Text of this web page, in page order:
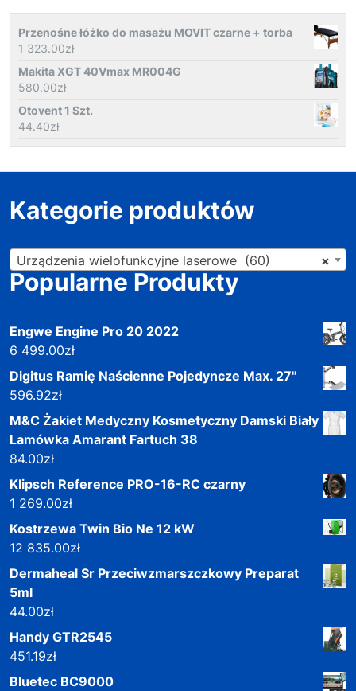
Przenośne łóżko do masażu MOVIT czarne + torba
1 323.00zł
Makita XGT 40Vmax MR004G
580.00zł
Otovent 1 Szt.
44.40zł
Kategorie produktów
×
Urządzenia wielofunkcyjne laserowe (60)
Popularne Produkty
Engwe Engine Pro 20 2022
6 499.00zł
Digitus Ramię Naścienne Pojedyncze Max. 27"
596.92zł
M&C Żakiet Medyczny Kosmetyczny Damski Biały
Lamówka Amarant Fartuch 38
84.00zł
Klipsch Reference PRO-16-RC czarny
1 269.00zł
Kostrzewa Twin Bio Ne 12 kW
12 835.00zł
Dermaheal Sr Przeciwzmarszczkowy Preparat
5ml
44.00zł
Handy GTR2545
451.19zł
Bluetec BC9000